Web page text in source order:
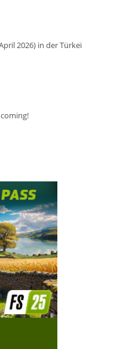
2026) in der Türkei